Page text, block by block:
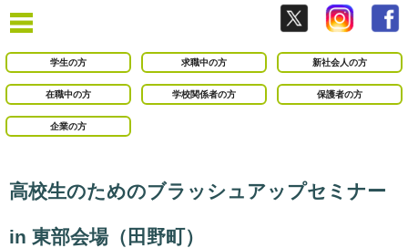
学生の方 求職中の方 新社会人の方
在職中の方 学校関係者の方 保護者の方
企業の方
高校生のためのブラッシュアップセミナー
in 東部会場（田野町）